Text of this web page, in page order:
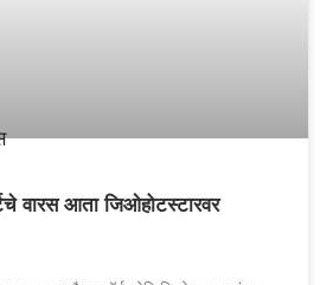
वारस आता जिओहोटस्टारवर